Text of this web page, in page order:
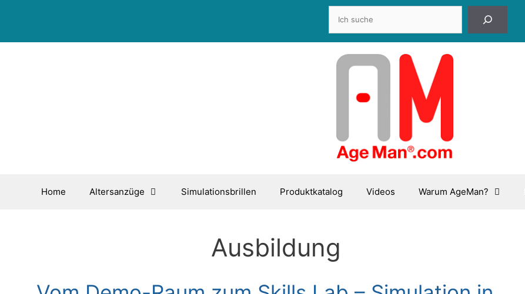
Home Altersanzüge Simulationsbrillen Produktkatalog Videos Warum AgeMan?
Ausbildung